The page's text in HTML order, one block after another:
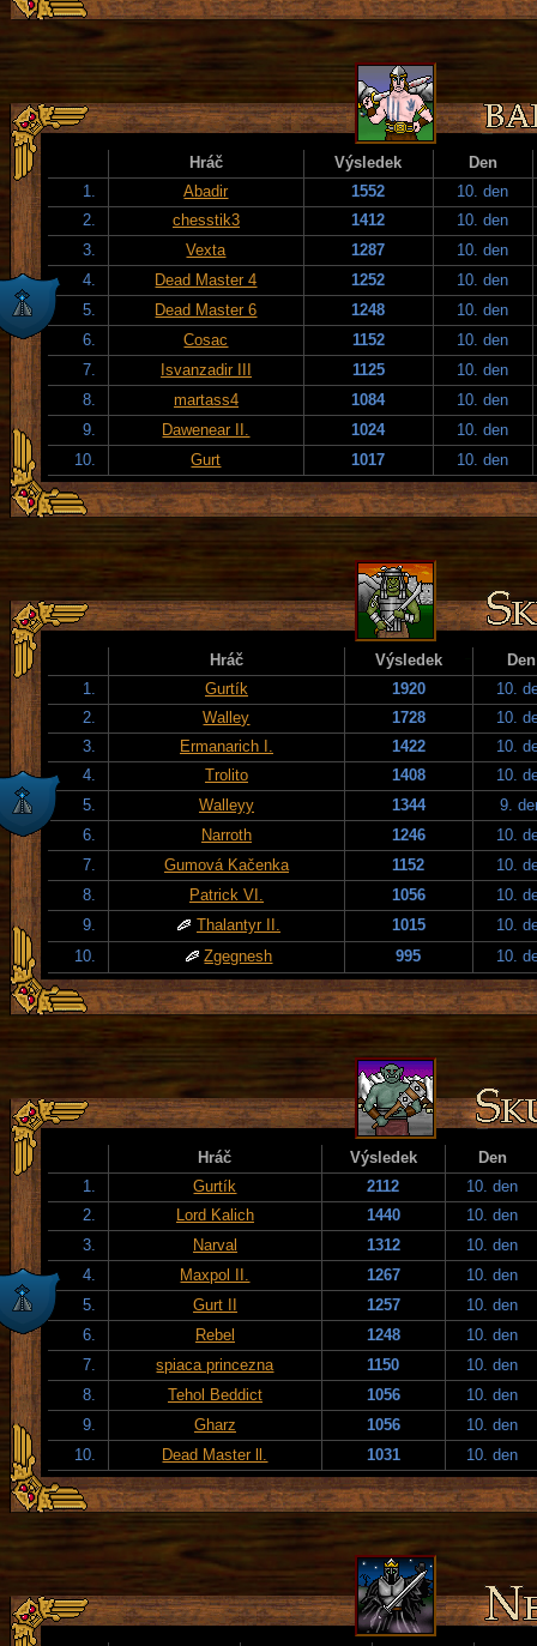
Hráč Výsledek
Den
1.
Abadir 1552
10. den
2.
chesstik3 1412
10. den
3.
Vexta 1287
10. den
4.
Dead Master 4 1252
10. den
5.
Dead Master 6 1248
10. den
6.
Cosac 1152
10. den
7.
Isvanzadir III 1125
10. den
8.
martass4 1084
10. den
9.
Dawenear II. 1024
10. den
10.
Gurt 1017 10. den
Hráč Výsledek
Den
1.
Gurtík 1920
10.
2.
Walley 1728
10.
3.
Ermanarich I. 1422
10.
4.
Trolito 1408
10.
5.
Walleyy 1344
9.
6.
Narroth 1246
10.
7.
Gumová Kačenka 1152
10.
8.
Patrick VI. 1056
10.
9.
Thalantyr II. 1015
10.
10.
Zgegnesh 995 10.
Hráč Výsledek
Den
1.
Gurtík 2112
10. den
2.
Lord Kalich 1440
10. den
3.
Narval 1312
10. den
4.
Maxpol II. 1267
10. den
5.
Gurt II 1257
10. den
6.
Rebel 1248
10. den
7.
spiaca princezna 1150
10. den
8.
Tehol Beddict 1056
10. den
9.
Gharz 1056
10. den
10.
Dead Master ll. 1031 10. den